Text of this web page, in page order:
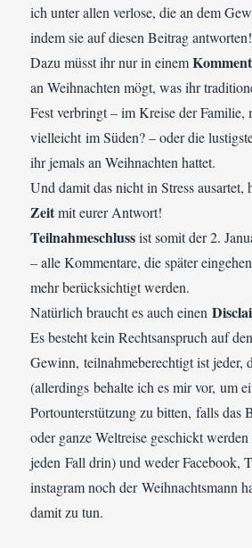
ich unter allen verlose, die an dem
indem sie auf diesen Beitrag antworten!
Dazu müsst ihr nur in einem
an Weihnachten mögt, was ihr
Fest verbringt – im Kreise der Familie,
vielleicht im Süden? – oder die
ihr jemals an Weihnachten hattet.
Und damit das nicht in Stress
Zeitmit eurer Antwort!
Teilnahmeschlussist somit der 2.
– alle Kommentare, die später
mehr berücksichtigt werden.
Natürlich braucht es auch einen
Es besteht kein Rechtsanspruch auf den
Gewinn, teilnahmeberechtigt ist jeder,
(allerdings behalte ich es mir vor, um
Portounterstützung zu bitten, falls das
oder ganze Weltreise geschickt
jeden Fall drin) und weder Facebook,
instagram noch der Weihnachtsmann
damit zu tun.